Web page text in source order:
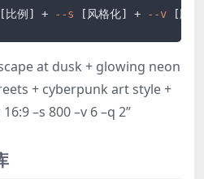
[比例] + --s [风格化] + --v [版
at dusk + glowing neon
+ cyberpunk art style +
–s 800 –v 6 –q 2”